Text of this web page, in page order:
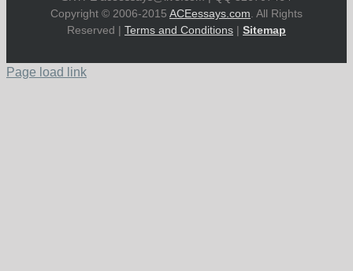
Copyright © 2006-2015 ACEessays.com . All Rights
Reserved | Terms and Conditions | Sitemap
Page load link